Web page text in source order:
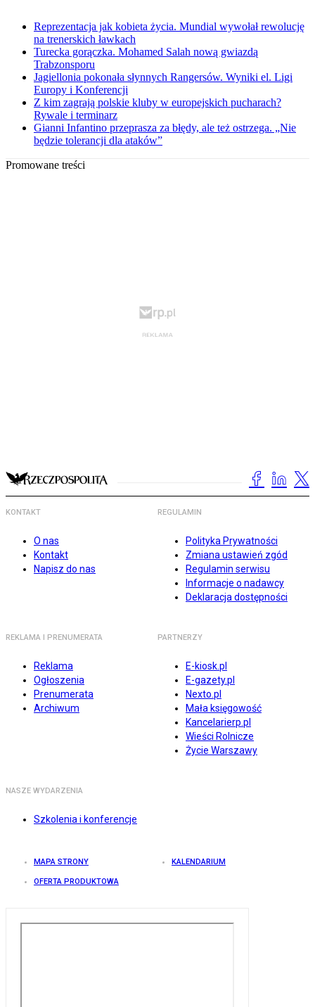
Reprezentacja jak kobieta życia. Mundial wywołał rewolucję
na trenerskich ławkach
Turecka gorączka. Mohamed Salah nową gwiazdą
Trabzonsporu
Jagiellonia pokonała słynnych Rangersów. Wyniki el. Ligi
Europy i Konferencji
Z kim zagrają polskie kluby w europejskich pucharach?
Rywale i terminarz
Gianni Infantino przeprasza za błędy, ale też ostrzega. „Nie
będzie tolerancji dla ataków”
Promowane treści
KONTAKT
O nas
Kontakt
Napisz do nas
REGULAMIN
Polityka Prywatności
Zmiana ustawień zgód
Regulamin serwisu
Informacje o nadawcy
Deklaracja dostępności
REKLAMA I PRENUMERATA
Reklama
Ogłoszenia
Prenumerata
Archiwum
PARTNERZY
E-kiosk.pl
E-gazety.pl
Nexto.pl
Mała księgowość
Kancelarierp.pl
Wieści Rolnicze
Życie Warszawy
NASZE WYDARZENIA
Szkolenia i konferencje
MAPA STRONY KALENDARIUM
OFERTA PRODUKTOWA